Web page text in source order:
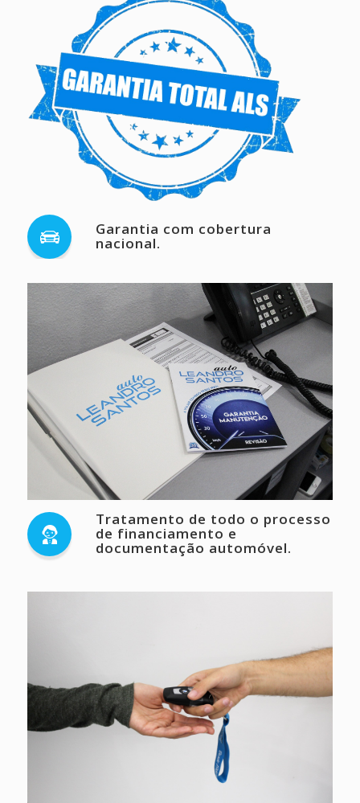
Garantia com cobertura
nacional.
Tratamento de todo o processo
de financiamento e
documentação automóvel.